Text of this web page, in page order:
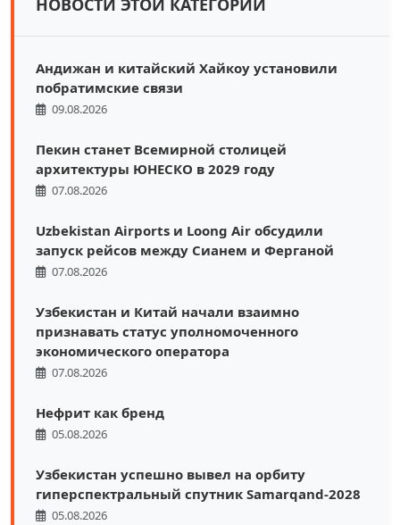
НОВОСТИ ЭТОЙ КАТЕГОРИИ
Андижан и китайский Хайкоу установили
побратимские связи
09.08.2026
Пекин станет Всемирной столицей
архитектуры ЮНЕСКО в 2029 году
07.08.2026
Uzbekistan Airports и Loong Air обсудили
запуск рейсов между Сианем и Ферганой
07.08.2026
Узбекистан и Китай начали взаимно
признавать статус уполномоченного
экономического оператора
07.08.2026
Нефрит как бренд
05.08.2026
Узбекистан успешно вывел на орбиту
гиперспектральный спутник Samarqand-2028
05.08.2026